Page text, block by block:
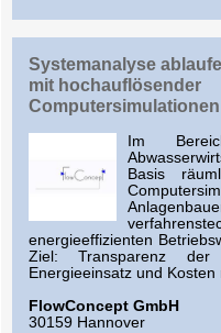
Systemanalyse
mit hochauflösender
Computersimulationen
Im
Basis
energieeffizienten
Ziel: Transparenz der
Energieeinsatz und Kosten
FlowConcept GmbH
30159 Hannover